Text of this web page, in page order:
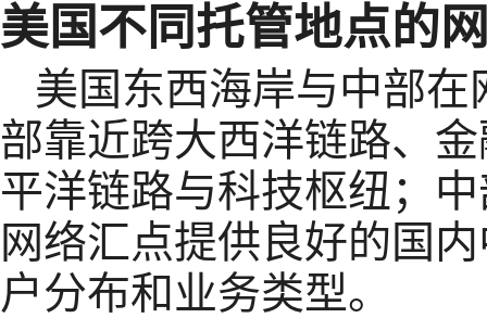
美国不同托管地点的
美国东西海岸与中部
部靠近跨大西洋链路、
平洋链路与科技枢纽；
网络汇点提供良好的国
户分布和业务类型。